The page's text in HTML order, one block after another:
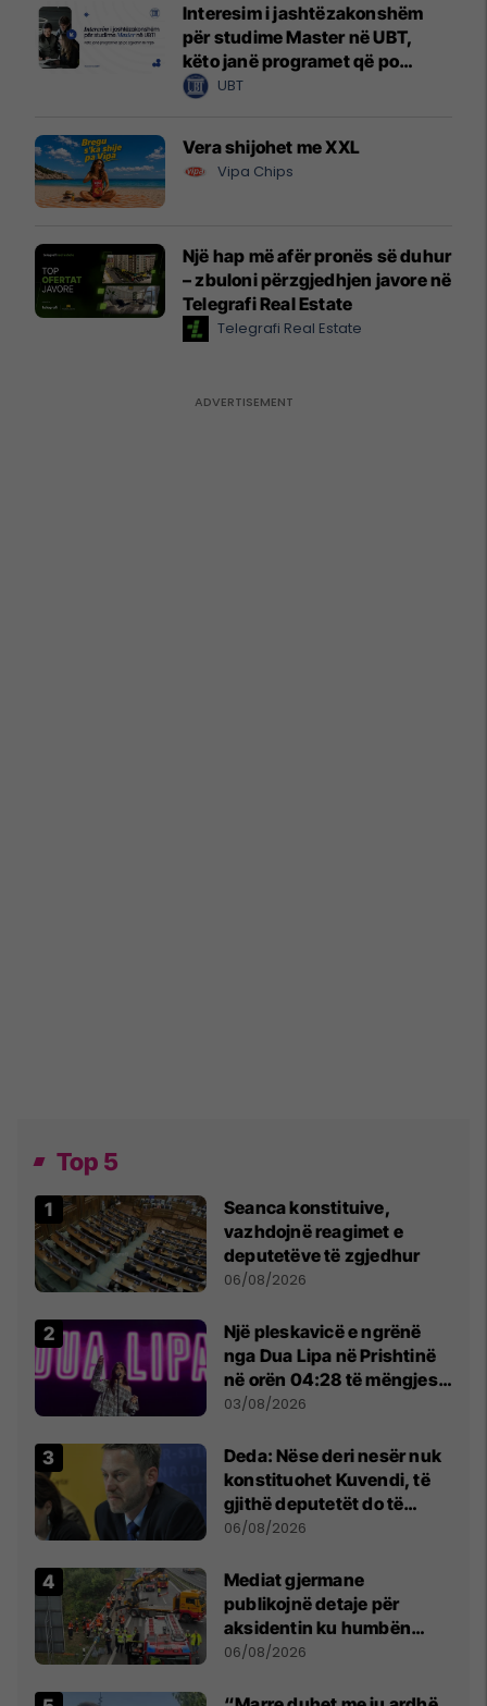
Interesim i jashtëzakonshëm
për studime Master në UBT,
këto janë programet që po
zgjedhin të rinjtë
UBT
Vera shijohet me XXL
Vipa Chips
Një hap më afër pronës së duhur
– zbuloni përzgjedhjen javore në
Telegrafi Real Estate
Telegrafi Real Estate
Top 5
Seanca konstituive,
vazhdojnë reagimet e
deputetëve të zgjedhur
06/08/2026
Një pleskavicë e ngrënë
nga Dua Lipa në Prishtinë
në orën 04:28 të mëngjesit
- dhe bota digjitale serbe
03/08/2026
Deda: Nëse deri nesër nuk
konstituohet Kuvendi, të
gjithë deputetët do të
bëjnë shkelje të rëndë
06/08/2026
Mediat gjermane
publikojnë detaje për
aksidentin ku humbën
jetën tre mërgimtarë nga
06/08/2026